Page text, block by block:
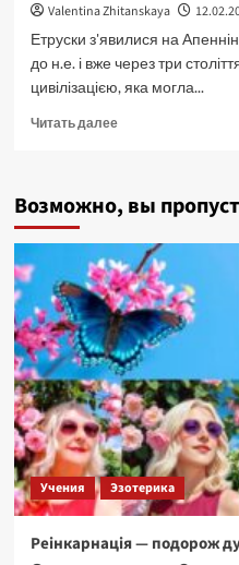
Valentina Zhitanskaya
Етруски з'явилися на
до н.е. і вже через три
цивілізацією, яка могла...
Читать далееПрочитать
та
етрусків.
Возможно, вы
Учения Эзотерика
Реінкарнація — подорож